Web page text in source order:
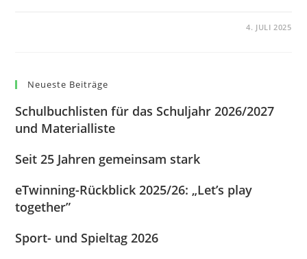
4. JULI 2025
Neueste Beiträge
Schulbuchlisten für das Schuljahr 2026/2027
und Materialliste
Seit 25 Jahren gemeinsam stark
eTwinning-Rückblick 2025/26: „Let’s play
together”
Sport- und Spieltag 2026